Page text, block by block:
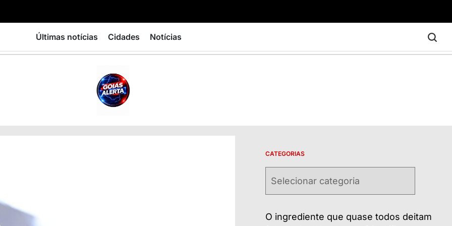
Últimas notícias Cidades Notícias
CATEGORIAS
O ingrediente que quase todos deitam